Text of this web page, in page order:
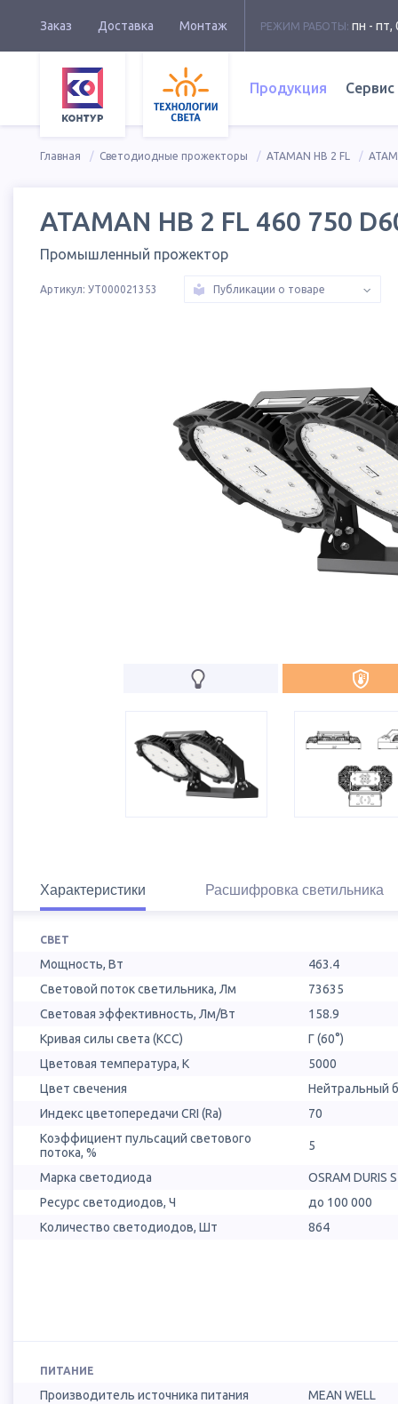
Заказ Доставка Монтаж РЕЖИМ РАБОТЫ: пн - пт,
Продукция Сервис
Главная Светодиодные прожекторы ATAMAN HB 2 FL
ATAMAN HB 2 FL 460 750
Промышленный прожектор
Артикул: УТ000021353 Публикации о товаре
Характеристики Расшифровка светильника
СВЕТ
Мощность, Вт
463.4
Световой поток светильника, Лм
73635
Световая эффективность, Лм/Вт
158.9
Кривая силы света (КСС)
Г (60°)
Цветовая температура, К
5000
Цвет свечения
Нейтральный
Индекс цветопередачи CRI (Ra)
70
Коэффициент пульсаций светового
потока, %
5
Марка светодиода
OSRAM DURIS
Ресурс светодиодов, Ч
до 100 000
Количество светодиодов, Шт
864
ПИТАНИЕ
Производитель источника питания
MEAN WELL